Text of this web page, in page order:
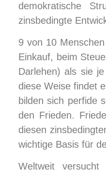
demokratische
zinsbedingte
9 von 10
Einkauf, beim
Darlehen) als sie
diese Weise findet
bilden sich perfide
den Frieden.
diesen
wichtige Basis für
Weltweit